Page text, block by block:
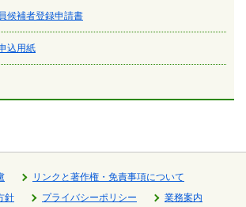
候補者登録申請書
込用紙
リンクと著作権・免責事項について
針
プライバシーポリシー 業務案内